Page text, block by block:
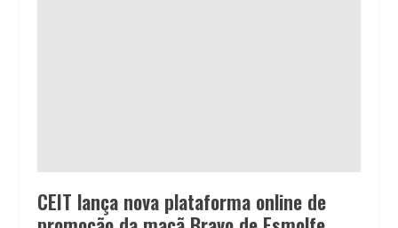
CEIT lança nova plataforma online de